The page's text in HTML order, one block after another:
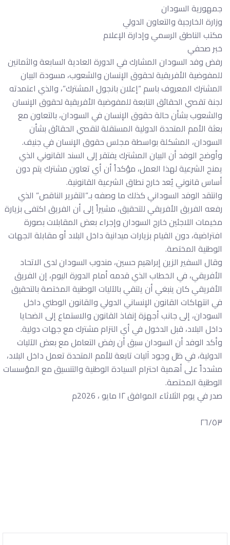
جمهورية السودان
وزارة الخارجية والتعاون الدولي
مكتب الناطق الرسمي وإدارة الإعلام
خبر صحفي
رفض وفد السودان المشارك في الدورة العادية السابعة والثمانين
للمفوضية الأفريقية لحقوق الإنسان والشعوب، مسودة البيان
المشترك المعروف باسم “إعلان بانجول المشترك”، والذي اعتمدته
لجنة تقصي الحقائق التابعة للمفوضية الأفريقية لحقوق الإنسان
والشعوب بشأن حالة حقوق الإنسان في السودان، بالتعاون مع
بعثة الأمم المتحدة الدولية المستقلة لتقصي الحقائق بشأن
السودان، المشكلة بواسطة مجلس حقوق الإنسان في جنيف.
وأوضح الوفد أن البيان المشترك يفتقر إلى السند القانوني الذي
يمنح الشرعية لهذا العمل، مؤكداً أن أي تعاون مشترك يتم دون
أساس قانوني يُعد خارج نطاق الشرعية القانونية.
وانتقد الوفد السوداني كذلك ما وصفه بـ”التقرير الناقص” الذي
رفعه الفريق الأفريقي للتحقيق، مشيراً إلى أن الفريق اكتفى بزيارة
مخيمات اللاجئين خارج السودان وإجراء بعض المقابلات بصورة
افتراضية، دون القيام بزيارات ميدانية داخل البلاد أو مقابلة الجهات
الوطنية المختصة.
وقال السفير الزين إبراهيم حسين، مندوب السودان لدى الاتحاد
الأفريقي، في الخطاب الذي قدمه أمام الدورة اليوم، إن الفريق
الأفريقي كان ينبغي أن يلتقي بالآليات الوطنية المختصة بالتحقيق
في انتهاكات القانون الإنساني الدولي والقانون الوطني داخل
السودان، إلى جانب أجهزة إنفاذ القانون والاستماع إلى الضحايا
داخل البلاد، قبل الدخول في أي التزام مشترك مع جهات دولية.
وأكد الوفد أن السودان سبق أن رفض التعامل مع بعض الآليات
الدولية، في ظل وجود آليات تابعة للأمم المتحدة تعمل داخل البلاد،
مشدداً على أهمية احترام السيادة الوطنية والتنسيق مع المؤسسات
الوطنية المختصة.
صدر في يوم الثلاثاء الموافق ١٢ مايو ، 2026م
٢٦/٥٣